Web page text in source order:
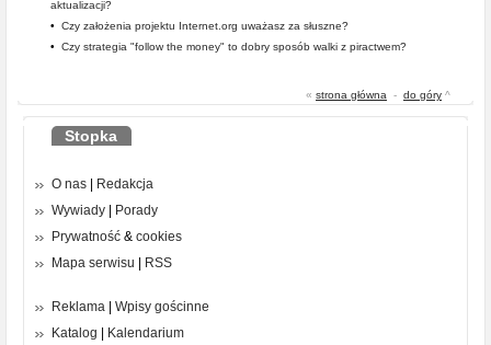
aktualizacji?
• Czy założenia projektu Internet.org uważasz za słuszne?
• Czy strategia "follow the money" to dobry sposób walki z piractwem?
« strona główna - do góry ^
Stopka
O nas
Redakcja
Wywiady
Porady
Prywatność & cookies
Mapa serwisu
RSS
Reklama
Wpisy gościnne
Katalog
Kalendarium